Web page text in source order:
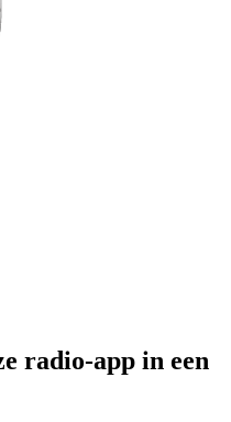
radio-app in een